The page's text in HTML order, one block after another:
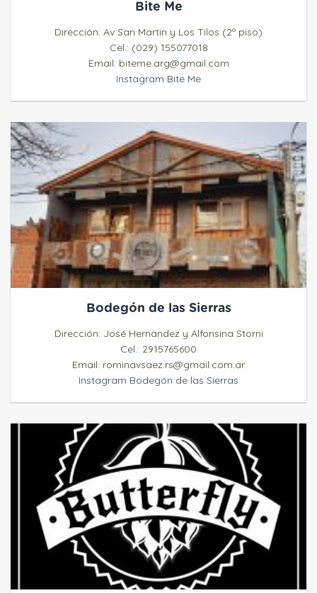
Bite Me
Dirección: Av San Martin y Los Tilos (2º piso)
Cel.: (029) 155077018
Email: biteme.arg@gmail.com
Instagram Bite Me
Bodegón de las Sierras
Dirección: José Hernandez y Alfonsina Storni
Cel.: 2915765600
Email: rominavsaez.rs@gmail.com.ar
Instagram Bodegón de las Sierras